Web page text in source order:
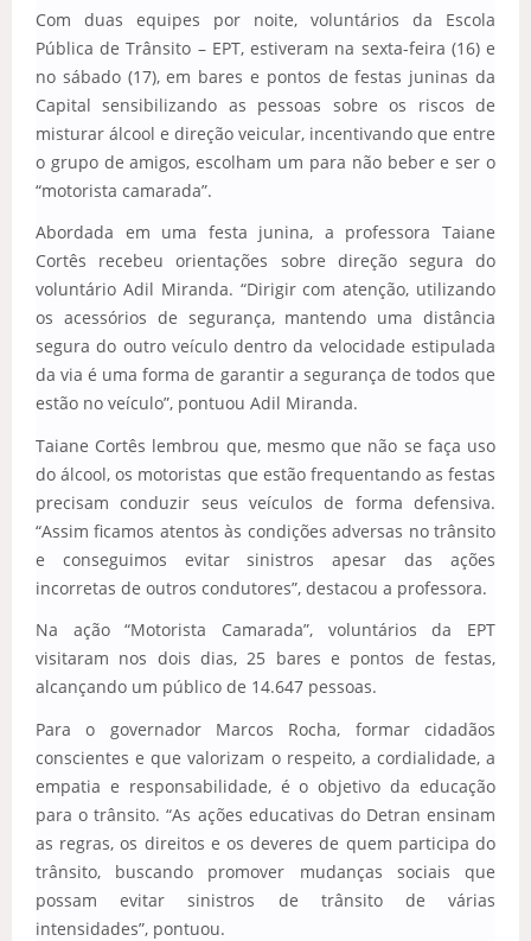
Com duas equipes por noite, voluntários da Escola
Pública de Trânsito – EPT, estiveram na sexta-feira (16) e
no sábado (17), em bares e pontos de festas juninas da
Capital sensibilizando as pessoas sobre os riscos de
misturar álcool e direção veicular, incentivando que entre
o grupo de amigos, escolham um para não beber e ser o
“motorista camarada”.
Abordada em uma festa junina, a professora Taiane
Cortês recebeu orientações sobre direção segura do
voluntário Adil Miranda. “Dirigir com atenção, utilizando
os acessórios de segurança, mantendo uma distância
segura do outro veículo dentro da velocidade estipulada
da via é uma forma de garantir a segurança de todos que
estão no veículo”, pontuou Adil Miranda.
Taiane Cortês lembrou que, mesmo que não se faça uso
do álcool, os motoristas que estão frequentando as festas
precisam conduzir seus veículos de forma defensiva.
“Assim ficamos atentos às condições adversas no trânsito
e conseguimos evitar sinistros apesar das ações
incorretas de outros condutores”, destacou a professora.
Na ação “Motorista Camarada”, voluntários da EPT
visitaram nos dois dias, 25 bares e pontos de festas,
alcançando um público de 14.647 pessoas.
Para o governador Marcos Rocha, formar cidadãos
conscientes e que valorizam o respeito, a cordialidade, a
empatia e responsabilidade, é o objetivo da educação
para o trânsito. “As ações educativas do Detran ensinam
as regras, os direitos e os deveres de quem participa do
trânsito, buscando promover mudanças sociais que
possam evitar sinistros de trânsito de várias
intensidades”, pontuou.